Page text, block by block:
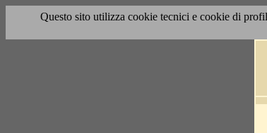
Questo sito utilizza cookie tecnici e cookie di